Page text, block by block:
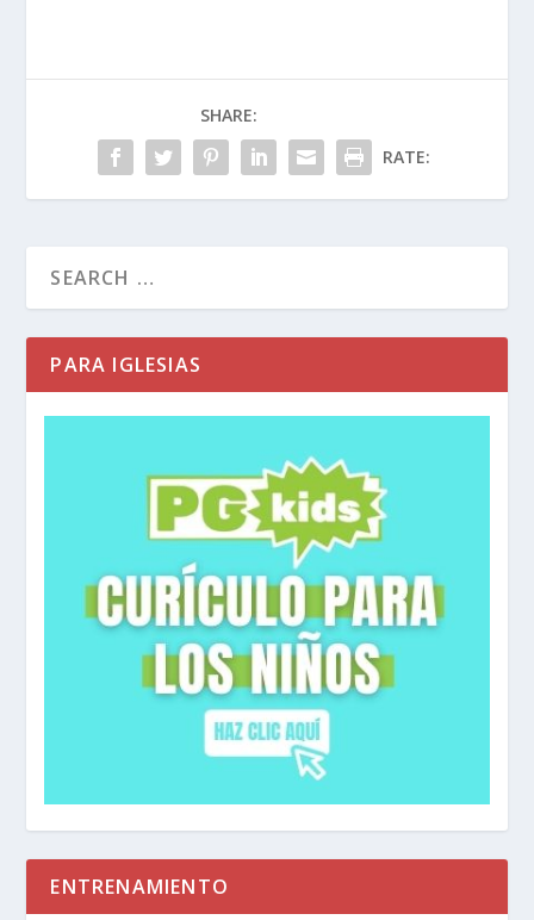
SHARE:
RATE:
PARA IGLESIAS
ENTRENAMIENTO